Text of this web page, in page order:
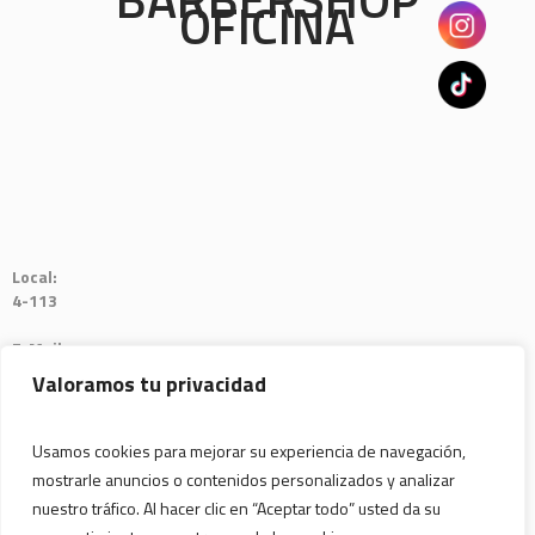
Valoramos tu privacidad
Usamos cookies para mejorar su experiencia de navegación,
mostrarle anuncios o contenidos personalizados y analizar
nuestro tráfico. Al hacer clic en “Aceptar todo” usted da su
OFICINA
Local:
4-113
E-Mail:
oscartoro7@hotmail.com